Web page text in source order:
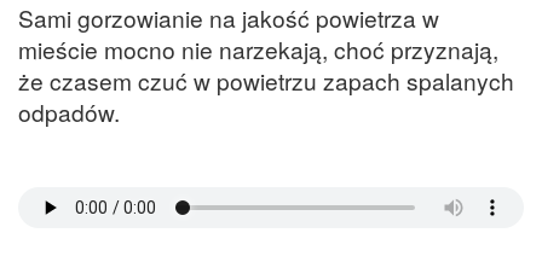
Sami gorzowianie na jakość powietrza w
mieście mocno nie narzekają, choć przyznają,
że czasem czuć w powietrzu zapach spalanych
odpadów.